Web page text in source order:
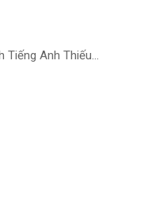
Tiếng Anh Thiếu...